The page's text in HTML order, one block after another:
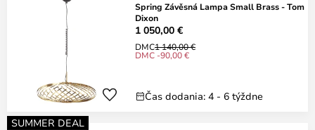
Spring Závěsná Lampa Small Brass - Tom
Dixon
1 050,00 €
DMC1 140,00 €
DMC -90,00 €
Čas dodania: 4 - 6 týždne
SUMMER DEAL